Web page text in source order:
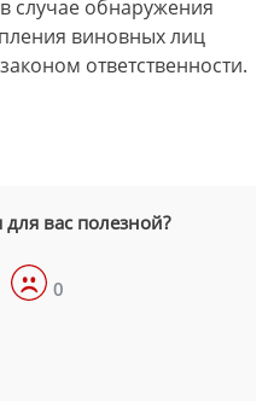
случае обнаружения
виновных лиц
ответственности.
для вас полезной?
0